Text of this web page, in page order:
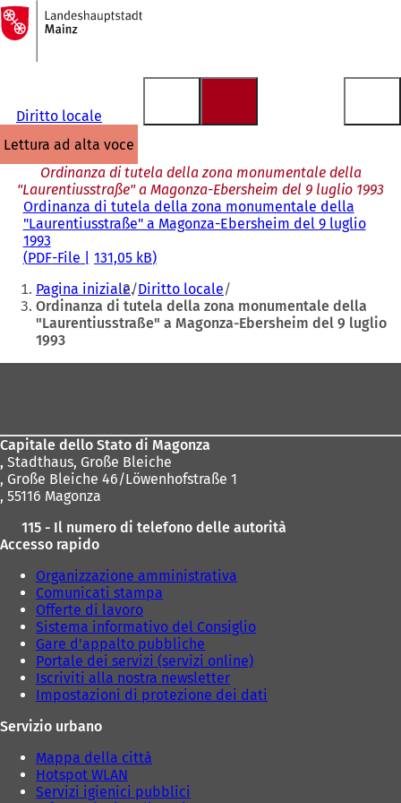
Vai al contenuto
Alla
pagina
iniziale
Diritto locale
lettura ad alta voce
Ordinanza di tutela della zona monumentale della
"Laurentiusstraße" a Magonza-Ebersheim del 9 luglio 1993
Ordinanza di tutela della zona monumentale della
"Laurentiusstraße" a Magonza-Ebersheim del 9 luglio
1993
PDF-File 131,05 kB
Siete
qui:
Pagina iniziale Diritto locale
Ordinanza di tutela della zona monumentale della
"Laurentiusstraße" a Magonza-Ebersheim del 9 luglio
1993
Capitale dello Stato di Magonza
, Stadthaus, Große Bleiche
, Große Bleiche 46/Löwenhofstraße 1
, 55116 Magonza
115 - Il numero di telefono delle autorità
Accesso rapido
Organizzazione amministrativa
Comunicati stampa
Offerte di lavoro
Sistema informativo del Consiglio
Gare d'appalto pubbliche
Portale dei servizi (servizi online)
Iscriviti alla nostra newsletter
Impostazioni di protezione dei dati
Servizio urbano
Mappa della città
Hotspot WLAN
Servizi igienici pubblici